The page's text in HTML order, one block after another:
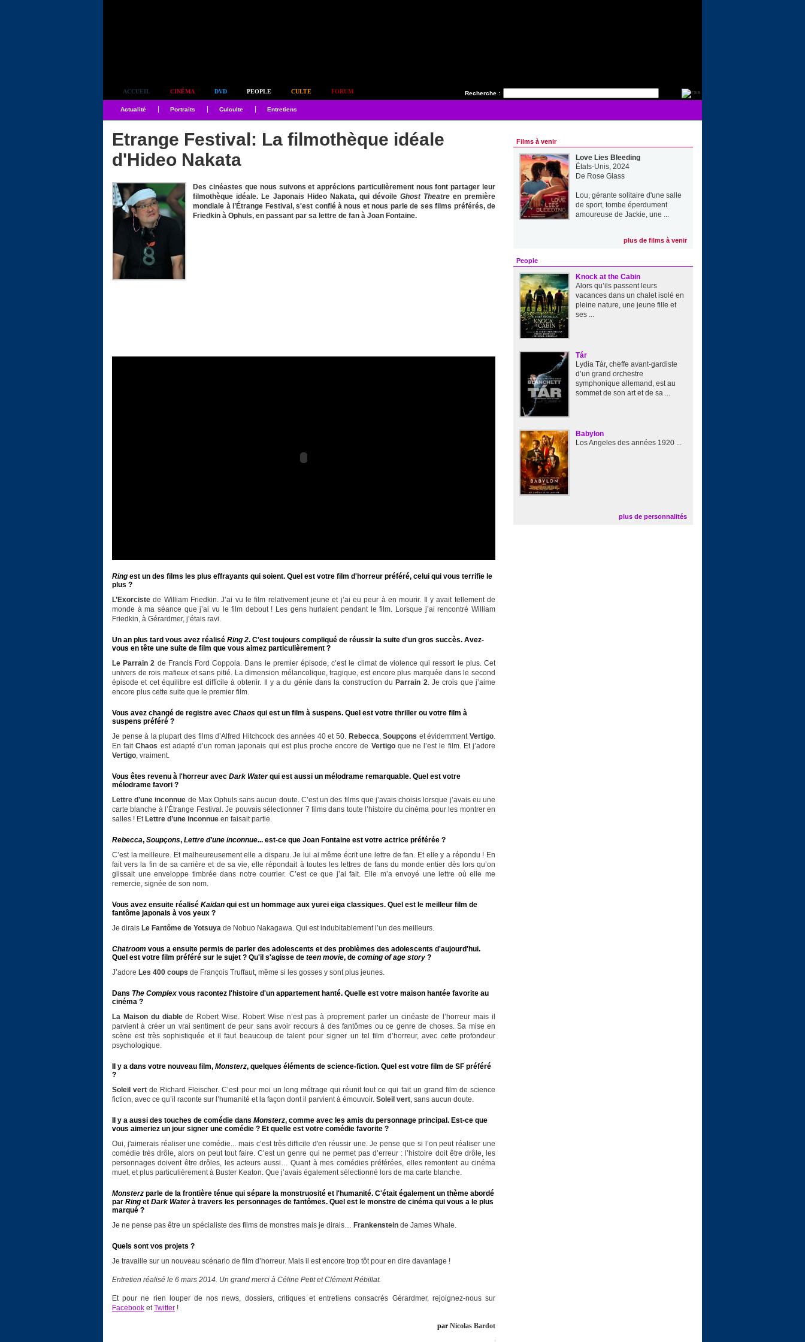
Recherche :
ACCUEIL CINÉMA DVD PEOPLE CULTE FORUM
Actualité Portraits Culculte Entretiens
Etrange Festival: La filmothèque idéale
d'Hideo Nakata
Des cinéastes que nous suivons et apprécions particulièrement nous font partager leur
filmothèque idéale. Le Japonais Hideo Nakata, qui dévoile Ghost Theatreen première
mondiale à l’Étrange Festival, s'est confié à nous et nous parle de ses films préférés, de
Friedkin à Ophuls, en passant par sa lettre de fan à Joan Fontaine.
Ring est un des films les plus effrayants qui soient. Quel est votre film d'horreur préféré, celui qui vous terrifie le
plus ?
L’Exorciste de William Friedkin. J’ai vu le film relativement jeune et j’ai eu peur à en mourir. Il y avait tellement de
monde à ma séance que j’ai vu le film debout ! Les gens hurlaient pendant le film. Lorsque j’ai rencontré William
Friedkin, à Gérardmer, j’étais ravi.
Un an plus tard vous avez réalisé Ring 2. C'est toujours compliqué de réussir la suite d'un gros succès. Avez-
vous en tête une suite de film que vous aimez particulièrement ?
Le Parrain 2 de Francis Ford Coppola. Dans le premier épisode, c’est le climat de violence qui ressort le plus. Cet
univers de rois mafieux et sans pitié. La dimension mélancolique, tragique, est encore plus marquée dans le second
épisode et cet équilibre est difficile à obtenir. Il y a du génie dans la construction du Parrain 2. Je crois que j’aime
encore plus cette suite que le premier film.
Vous avez changé de registre avec Chaos qui est un film à suspens. Quel est votre thriller ou votre film à
suspens préféré ?
Je pense à la plupart des films d’Alfred Hitchcock des années 40 et 50. Rebecca,Soupçons et évidemmentVertigo.
En faitChaos est adapté d’un roman japonais qui est plus proche encore de Vertigoque ne l’est le film. Et j’adore
Vertigo, vraiment.
Vous êtes revenu à l'horreur avec Dark Waterqui est aussi un mélodrame remarquable. Quel est votre
mélodrame favori ?
Lettre d’une inconnue de Max Ophuls sans aucun doute. C’est un des films que j’avais choisis lorsque j’avais eu une
carte blanche à l’Étrange Festival. Je pouvais sélectionner 7 films dans toute l’histoire du cinéma pour les montrer en
salles ! Et Lettre d’une inconnue en faisait partie.
Rebecca, Soupçons, Lettre d'une inconnue... est-ce que Joan Fontaine est votre actrice préférée ?
C’est la meilleure. Et malheureusement elle a disparu. Je lui ai même écrit une lettre de fan. Et elle y a répondu ! En
fait vers la fin de sa carrière et de sa vie, elle répondait à toutes les lettres de fans du monde entier dès lors qu’on
glissait une enveloppe timbrée dans notre courrier. C’est ce que j’ai fait. Elle m’a envoyé une lettre où elle me
remercie, signée de son nom.
Vous avez ensuite réalisé Kaidan qui est un hommage aux yurei eiga classiques. Quel est le meilleur film de
fantôme japonais à vos yeux ?
Je dirais Le Fantôme de Yotsuya de Nobuo Nakagawa. Qui est indubitablement l’un des meilleurs.
Chatroom vous a ensuite permis de parler des adolescents et des problèmes des adolescents d'aujourd'hui.
Quel est votre film préféré sur le sujet ? Qu'il s'agisse de teen movie, de coming of age story ?
J’adore Les 400 coups de François Truffaut, même si les gosses y sont plus jeunes.
Dans The Complex vous racontez l'histoire d'un appartement hanté. Quelle est votre maison hantée favorite au
cinéma ?
La Maison du diablede Robert Wise. Robert Wise n’est pas à proprement parler un cinéaste de l’horreur mais il
parvient à créer un vrai sentiment de peur sans avoir recours à des fantômes ou ce genre de choses. Sa mise en
scène est très sophistiquée et il faut beaucoup de talent pour signer un tel film d’horreur, avec cette profondeur
psychologique.
Il y a dans votre nouveau film, Monsterz, quelques éléments de science-fiction. Quel est votre film de SF préféré
?
Soleil vert de Richard Fleischer. C’est pour moi un long métrage qui réunit tout ce qui fait un grand film de science
fiction, avec ce qu’il raconte sur l’humanité et la façon dont il parvient à émouvoir. Soleil vert, sans aucun doute.
Il y a aussi des touches de comédie dans Monsterz, comme avec les amis du personnage principal. Est-ce que
vous aimeriez un jour signer une comédie ? Et quelle est votre comédie favorite ?
Oui, j'aimerais réaliser une comédie... mais c’est très difficile d'en réussir une. Je pense que si l’on peut réaliser une
comédie très drôle, alors on peut tout faire. C’est un genre qui ne permet pas d’erreur : l’histoire doit être drôle, les
personnages doivent être drôles, les acteurs aussi… Quant à mes comédies préférées, elles remontent au cinéma
muet, et plus particulièrement à Buster Keaton. Que j’avais également sélectionné lors de ma carte blanche.
Monsterz parle de la frontière ténue qui sépare la monstruosité et l'humanité. C'était également un thème abordé
par Ring et Dark Waterà travers les personnages de fantômes. Quel est le monstre de cinéma qui vous a le plus
marqué ?
Je ne pense pas être un spécialiste des films de monstres mais je dirais… Frankenstein de James Whale.
Quels sont vos projets ?
Je travaille sur un nouveau scénario de film d’horreur. Mais il est encore trop tôt pour en dire davantage !
Entretien réalisé le 6 mars 2014. Un grand merci à Céline Petit et Clément Rébillat.
Et pour ne rien louper de nos news, dossiers, critiques et entretiens consacrés Gérardmer, rejoignez-nous sur
Facebook etTwitter !
par Nicolas Bardot
Films à venir
Love Lies Bleeding
États-Unis, 2024
De Rose Glass
Lou, gérante solitaire d'une salle
de sport, tombe éperdument
amoureuse de Jackie, une ...
plus de films à venir
People
Knock at the Cabin
Alors qu’ils passent leurs
vacances dans un chalet isolé en
pleine nature, une jeune fille et
ses ...
Tár
Lydia Tár, cheffe avant-gardiste
d’un grand orchestre
symphonique allemand, est au
sommet de son art et de sa ...
Babylon
Los Angeles des années 1920 ...
plus de personnalités